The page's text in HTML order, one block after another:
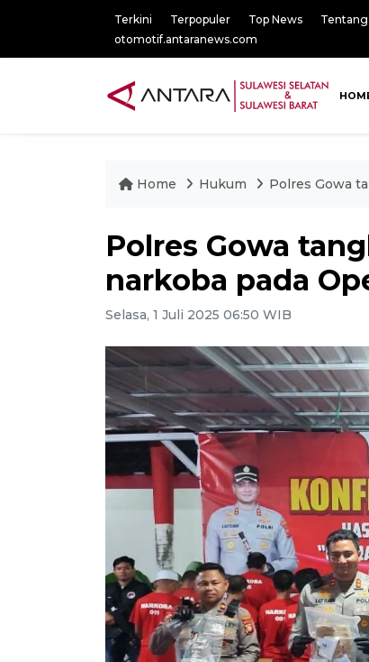
Terkini Terpopuler Top News Tentang
otomotif.antaranews.com
Home Hukum Polres Gowa
Polres Gowa
narkoba pada
Selasa, 1 Juli 2025 06:50 WIB